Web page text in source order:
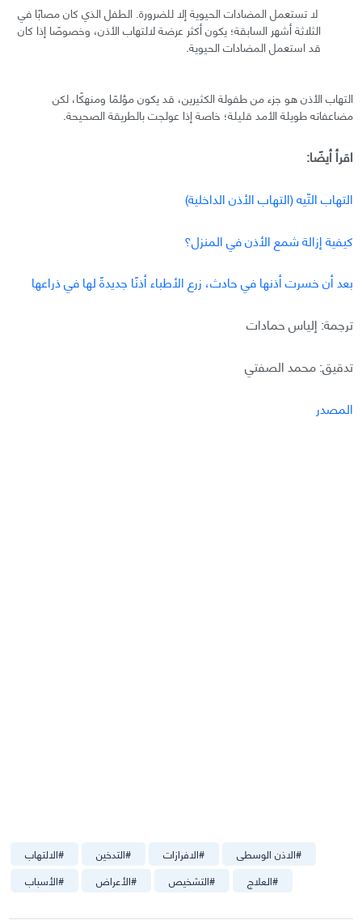
لا تستعمل المضادات الحيوية إلا للضرورة. الطفل الذي كان مصابًا في
الثلاثة أشهر السابقة؛ يكون أكثر عرضة لالتهاب الأذن، وخصوصًا إذا كان
قد استعمل المضادات الحيوية.
التهاب الأذن هو جزء من طفولة الكثيرين، قد يكون مؤلمًا ومنهكًا، لكن
مضاعفاته طويلة الأمد قليلة؛ خاصة إذا عولجت بالطريقة الصحيحة.
اقرأ أيضًا:
التهاب التّيه (التهاب الأذن الداخلية)
كيفية إزالة شمع الأذن في المنزل؟
بعد أن خسرت أذنها في حادث، زرع الأطباء أذنًا جديدةً لها في ذراعها
ترجمة: إلياس حمادات
تدقيق: محمد الصفتي
المصدر
#الالتهاب #التدخين #الافرازات #الاذن الوسطى
#الأسباب #الأعراض #التشخيص #العلاج